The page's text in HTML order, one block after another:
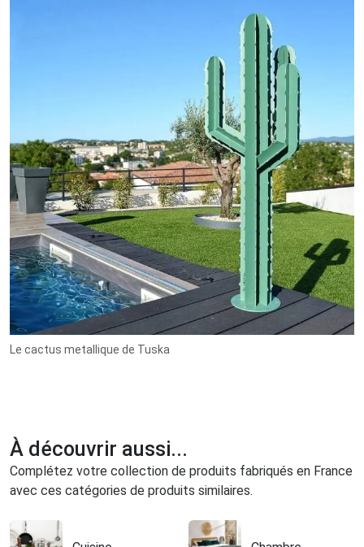
Le cactus metallique de Tuska
À découvrir aussi...
Complétez votre collection de produits fabriqués en France
avec ces catégories de produits similaires.